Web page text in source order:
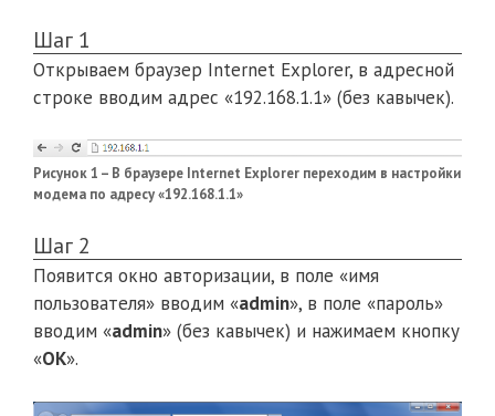
Шаг 1
Открываем браузер Internet Explorer, в адресной
строке вводим адрес «192.168.1.1» (без кавычек).
Рисунок 1 – В браузере Internet Explorer переходим в настройки
модема по адресу «192.168.1.1»
Шаг 2
Появится окно авторизации, в поле «имя
пользователя» вводим «admin», в поле «пароль»
вводим «admin» (без кавычек) и нажимаем кнопку
«OK».